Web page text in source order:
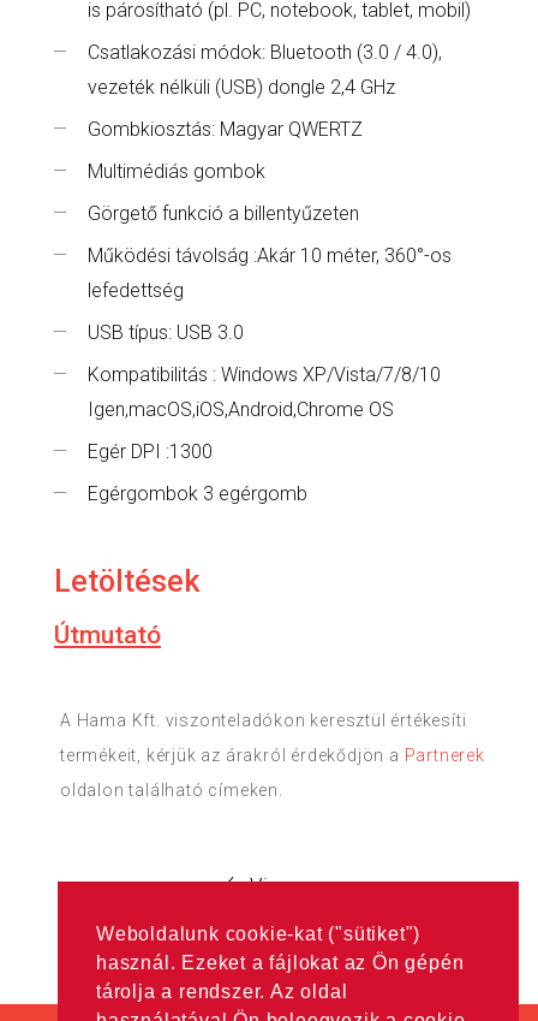
Weboldalunk cookie-kat ("sütiket")
használ. Ezeket a fájlokat az Ön gépén
tárolja a rendszer. Az oldal
is párosítható (pl. PC, notebook, tablet, mobil)
Csatlakozási módok: Bluetooth (3.0 / 4.0),
vezeték nélküli (USB) dongle 2,4 GHz
Gombkiosztás: Magyar QWERTZ
Multimédiás gombok
Görgető funkció a billentyűzeten
Működési távolság :Akár 10 méter, 360°-os
lefedettség
USB típus: USB 3.0
Kompatibilitás : Windows XP/Vista/7/8/10
Igen,macOS,iOS,Android,Chrome OS
Egér DPI :1300
Egérgombok 3 egérgomb
Letöltések
Útmutató
A Hama Kft. viszonteladókon keresztül értékesíti
termékeit, kérjük az árakról érdekődjön a Partnerek
oldalon található címeken.
Vissza